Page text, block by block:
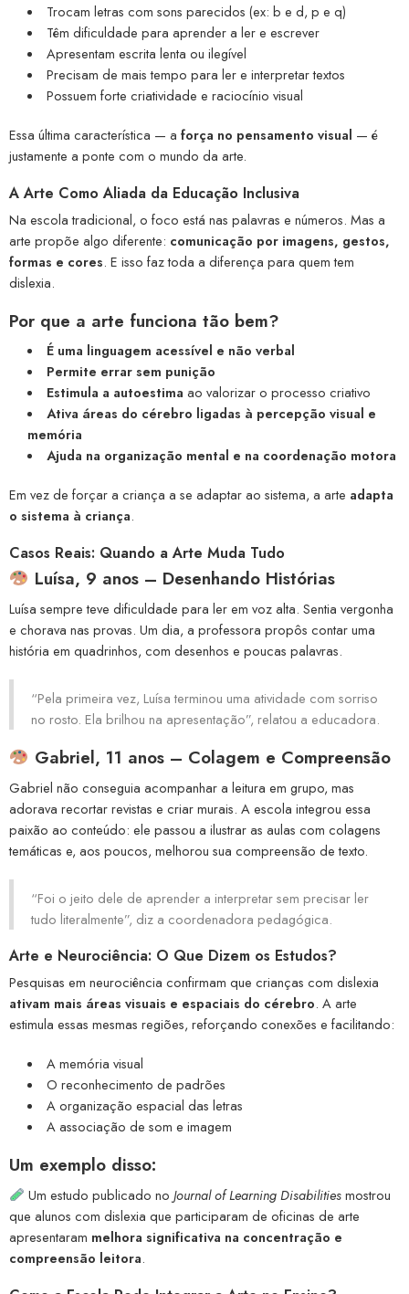
Trocam letras com sons parecidos (ex: b e d, p e q)
Têm dificuldade para aprender a ler e escrever
Apresentam escrita lenta ou ilegível
Precisam de mais tempo para ler e interpretar textos
Possuem forte criatividade e raciocínio visual
Essa última característica — a força no pensamento visual — é
justamente a ponte com o mundo da arte.
A Arte Como Aliada da Educação Inclusiva
Na escola tradicional, o foco está nas palavras e números. Mas a
arte propõe algo diferente: comunicação por imagens, gestos,
formas e cores. E isso faz toda a diferença para quem tem
dislexia.
Por que a arte funciona tão bem?
É uma linguagem acessível e não verbal
Permite errar sem punição
Estimula a autoestima ao valorizar o processo criativo
Ativa áreas do cérebro ligadas à percepção visual e
memória
Ajuda na organização mental e na coordenação motora
Em vez de forçar a criança a se adaptar ao sistema, a arte adapta
o sistema à criança.
Casos Reais: Quando a Arte Muda Tudo
Luísa, 9 anos – Desenhando Histórias
Luísa sempre teve dificuldade para ler em voz alta. Sentia vergonha
e chorava nas provas. Um dia, a professora propôs contar uma
história em quadrinhos, com desenhos e poucas palavras.
“Pela primeira vez, Luísa terminou uma atividade com sorriso
no rosto. Ela brilhou na apresentação”, relatou a educadora.
Gabriel, 11 anos – Colagem e Compreensão
Gabriel não conseguia acompanhar a leitura em grupo, mas
adorava recortar revistas e criar murais. A escola integrou essa
paixão ao conteúdo: ele passou a ilustrar as aulas com colagens
temáticas e, aos poucos, melhorou sua compreensão de texto.
“Foi o jeito dele de aprender a interpretar sem precisar ler
tudo literalmente”, diz a coordenadora pedagógica.
Arte e Neurociência: O Que Dizem os Estudos?
Pesquisas em neurociência confirmam que crianças com dislexia
ativam mais áreas visuais e espaciais do cérebro. A arte
estimula essas mesmas regiões, reforçando conexões e facilitando:
A memória visual
O reconhecimento de padrões
A organização espacial das letras
A associação de som e imagem
Um exemplo disso:
Um estudo publicado no Journal of Learning Disabilitiesmostrou
que alunos com dislexia que participaram de oficinas de arte
apresentaram melhora significativa na concentração e
compreensão leitora.